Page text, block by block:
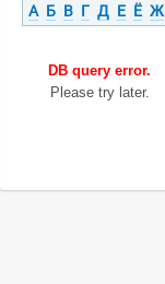
А Б В Г Д Е Ё Ж
DB query error.
Please try later.